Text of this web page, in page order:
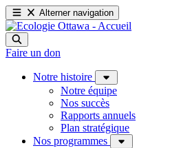
Alterner navigation
Faire un don
Notre histoire
Notre équipe
Nos succès
Rapports annuels
Plan stratégique
Nos programmes